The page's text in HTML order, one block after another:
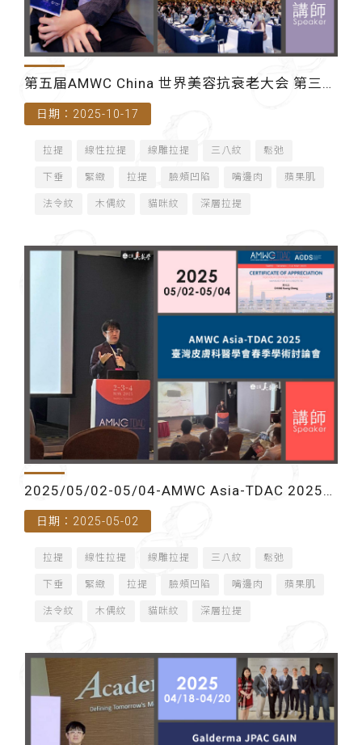
第五届AMWC China 世界美容抗衰老大会 第三届
屆TreAtMed 萃美研學線下交流會
日期：2025-10-17
拉提 線性拉提 線雕拉提 三八紋 鬆弛
下垂 緊緻 拉提 臉頰凹陷 嘴邊肉 蘋果肌
法令紋 木偶紋 貓咪紋 深層拉提
2025/05/02-05/04-AMWC Asia-TDAC 2025
臺灣皮膚科醫學會春季學術討論會(台北國際會議
中心)-講師
日期：2025-05-02
拉提 線性拉提 線雕拉提 三八紋 鬆弛
下垂 緊緻 拉提 臉頰凹陷 嘴邊肉 蘋果肌
法令紋 木偶紋 貓咪紋 深層拉提